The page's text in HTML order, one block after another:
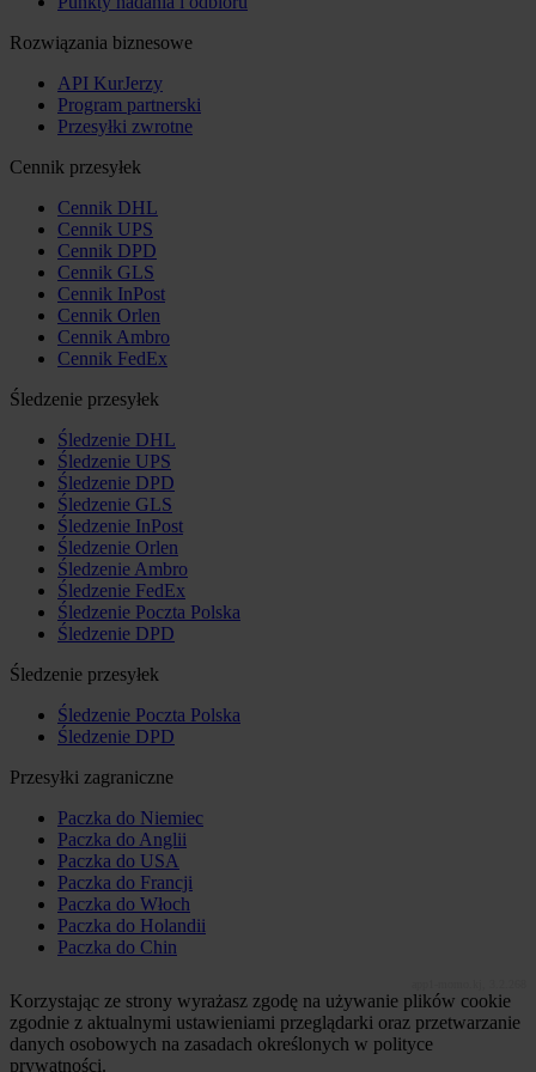
Rozwiązania biznesowe
API KurJerzy
Program partnerski
Przesyłki zwrotne
Cennik przesyłek
Cennik DHL
Cennik UPS
Cennik DPD
Cennik GLS
Cennik InPost
Cennik Orlen
Cennik Ambro
Cennik FedEx
Śledzenie przesyłek
Śledzenie DHL
Śledzenie UPS
Śledzenie DPD
Śledzenie GLS
Śledzenie InPost
Śledzenie Orlen
Śledzenie Ambro
Śledzenie FedEx
Śledzenie Poczta Polska
Śledzenie DPD
Śledzenie przesyłek
Śledzenie Poczta Polska
Śledzenie DPD
Przesyłki zagraniczne
Paczka do Niemiec
Paczka do Anglii
Paczka do USA
Paczka do Francji
Paczka do Włoch
Paczka do Holandii
Paczka do Chin
Korzystając ze strony wyrażasz zgodę na używanie plików cookie
zgodnie z aktualnymi ustawieniami przeglądarki oraz przetwarzanie
danych osobowych na zasadach określonych w polityce
prywatności.